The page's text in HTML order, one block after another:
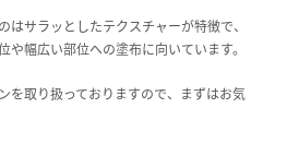
サラッとしたテクスチャーが特徴で、
幅広い部位への塗布に向いています。
を取り扱っておりますので、まずはお気